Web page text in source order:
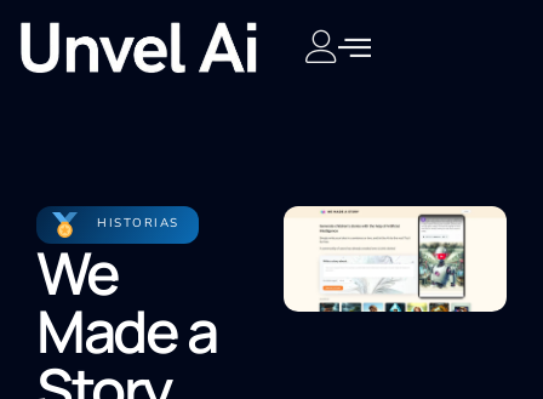
HISTORIAS
We
Made a